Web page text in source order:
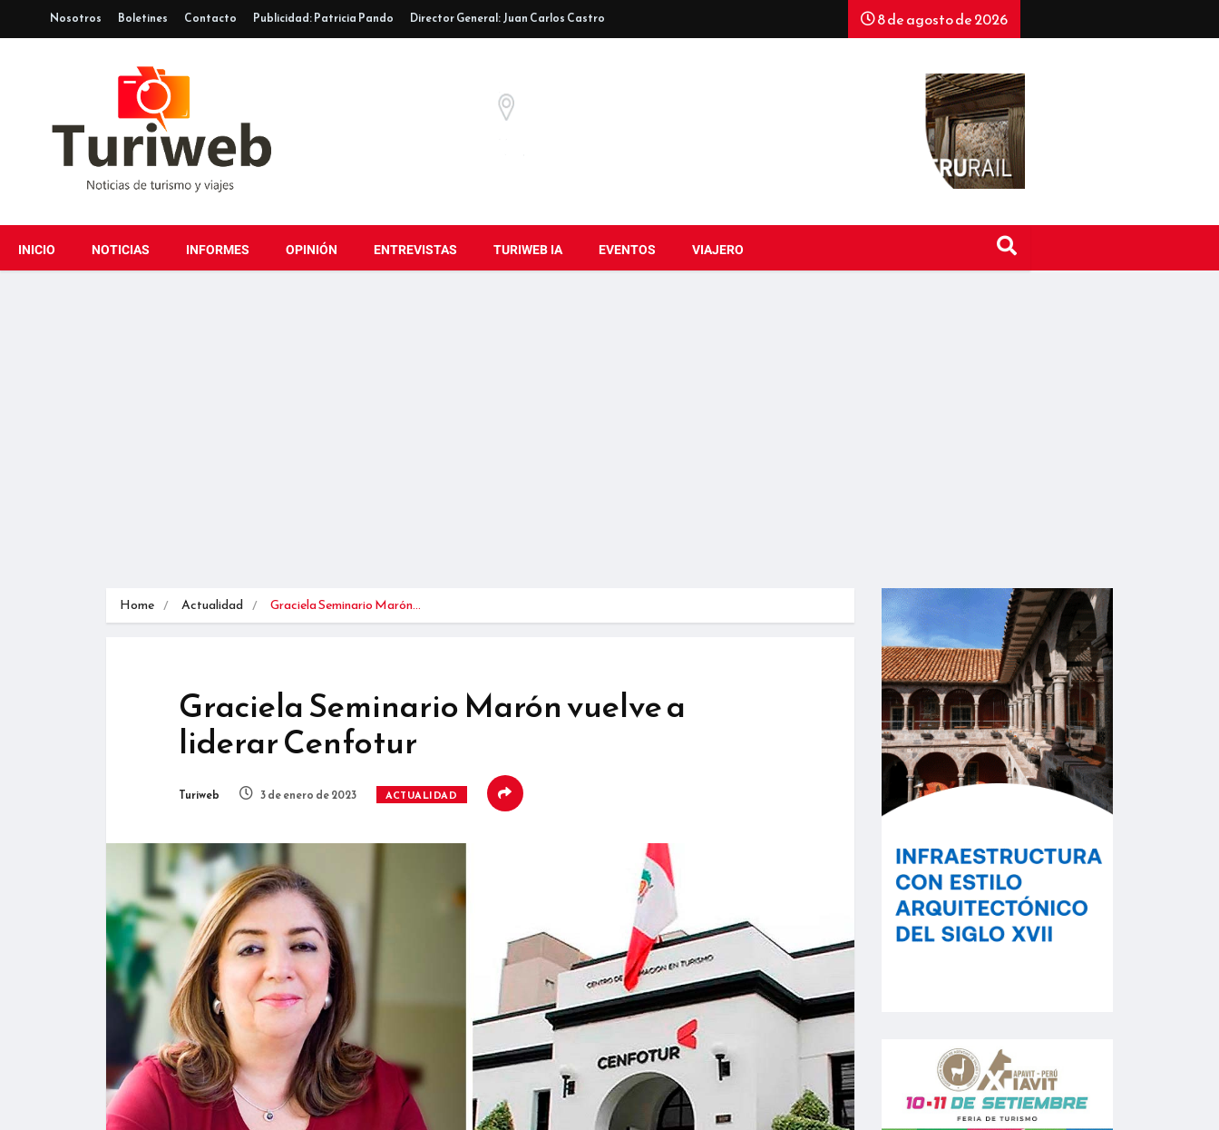
Nosotros Boletines Contacto Publicidad: Patricia Pando Director General: Juan Carlos Castro 8 de agosto de 2026
INICIO NOTICIAS INFORMES OPINIÓN ENTREVISTAS TURIWEB IA EVENTOS VIAJERO
Home Actualidad Graciela Seminario Marón…
Graciela Seminario Marón vuelve a
liderar Cenfotur
Turiweb 3 de enero de 2023 ACTUALIDAD